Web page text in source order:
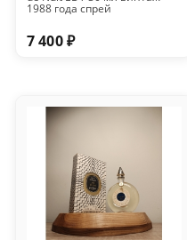
1988 года спрей
7 400 ₽